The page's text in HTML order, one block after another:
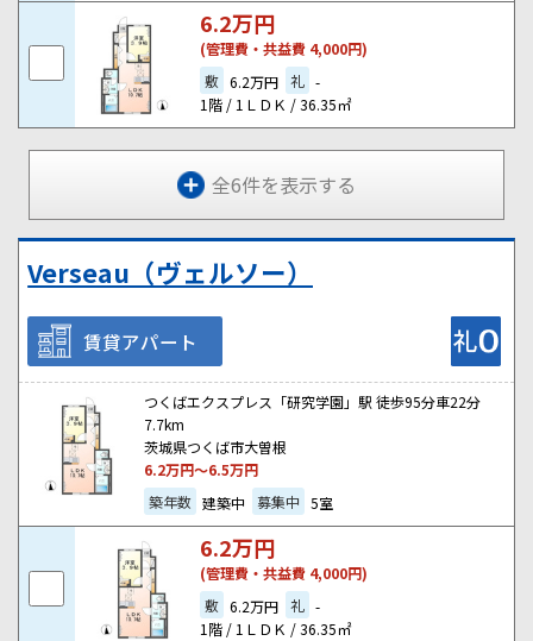
6.2万円
(管理費・共益費 4,000円)
敷 6.2万円 礼 -
1階 / 1ＬＤＫ / 36.35㎡
全6件を表示する
Verseau（ヴェルソー）
賃貸アパート
つくばエクスプレス「研究学園」駅 徒歩95分車22分
7.7km
茨城県つくば市大曽根
6.2万円～6.5万円
築年数 建築中 募集中 5室
6.2万円
(管理費・共益費 4,000円)
敷 6.2万円 礼 -
1階 / 1ＬＤＫ / 36.35㎡